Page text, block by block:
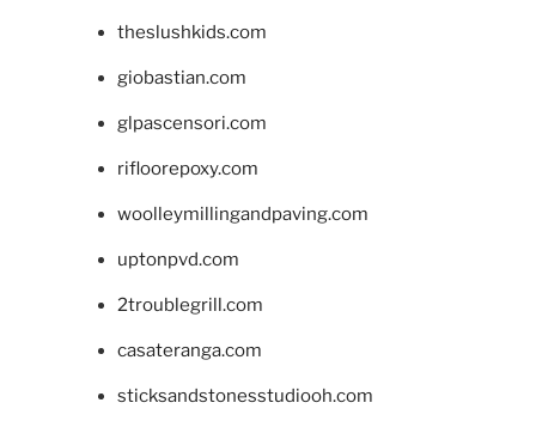
theslushkids.com
giobastian.com
glpascensori.com
rifloorepoxy.com
woolleymillingandpaving.com
uptonpvd.com
2troublegrill.com
casateranga.com
sticksandstonesstudiooh.com